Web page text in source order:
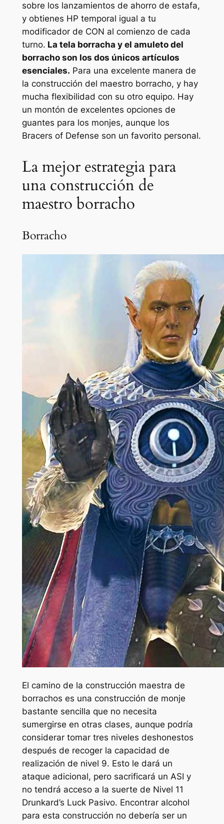
sobre los lanzamientos de ahorro de estafa,
y obtienes HP temporal igual a tu
modificador de CON al comienzo de cada
turno. La tela borracha y el amuleto del
borracho son los dos únicos artículos
esenciales. Para una excelente manera de
la construcción del maestro borracho, y hay
mucha flexibilidad con su otro equipo. Hay
un montón de excelentes opciones de
guantes para los monjes, aunque los
Bracers of Defense son un favorito personal.
La mejor estrategia para
una construcción de
maestro borracho
Borracho
El camino de la construcción maestra de
borrachos es una construcción de monje
bastante sencilla que no necesita
sumergirse en otras clases, aunque podría
considerar tomar tres niveles deshonestos
después de recoger la capacidad de
realización de nivel 9. Esto le dará un
ataque adicional, pero sacrificará un ASI y
no tendrá acceso a la suerte de Nivel 11
Drunkard’s Luck Pasivo. Encontrar alcohol
para esta construcción no debería ser un